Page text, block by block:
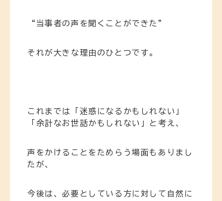
“当事者の声を聞くことができた”
それが大きな理由のひとつです。
これまでは「迷惑になるかもしれない」
「余計なお世話かもしれない」と考え、
声をかけることをためらう場面もありまし
たが、
今後は、必要としている方に対して自然に